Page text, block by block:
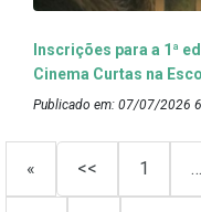
Inscrições para a 1ª
Cinema Curtas na
Publicado em: 07/07/2026
« << 1 …